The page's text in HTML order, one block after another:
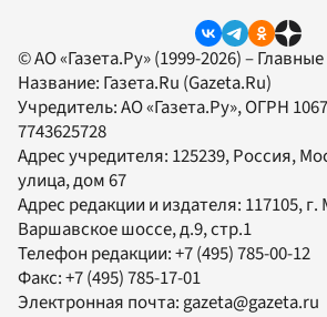
© АО «Газета.Ру» (1999-2026) –
Название: Газета.Ru (Gazeta.Ru)
Учредитель:АО «Газета.Ру», ОГРН
7743625728
Адрес учредителя: 125239, Россия,
улица, дом 67
Адрес редакции и издателя: 117105, г.
Варшавское шоссе, д.9, стр.1
Телефон редакции:+7 (495) 785-00-12
Факс:+7 (495) 785-17-01
Электронная почта: gazeta@gazeta.ru